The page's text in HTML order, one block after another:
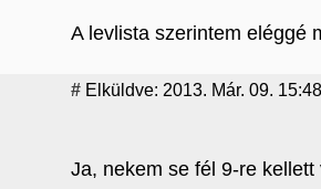
A levlista szerintem eléggé
# Elküldve: 2013. Már. 09.
Ja, nekem se fél 9-re